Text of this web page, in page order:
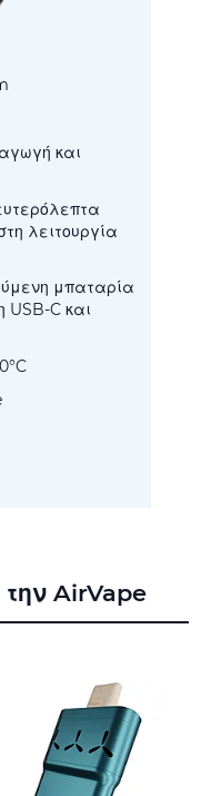
και
λειτουργία
μπαταρία
USB-C και
AirVape